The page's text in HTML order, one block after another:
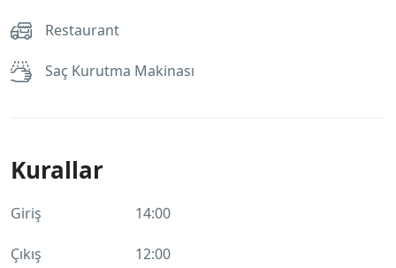
Restaurant
Saç Kurutma Makinası
Kurallar
Giriş 14:00
Çıkış 12:00